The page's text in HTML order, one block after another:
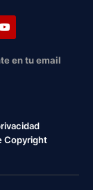
en tu email
Copyright